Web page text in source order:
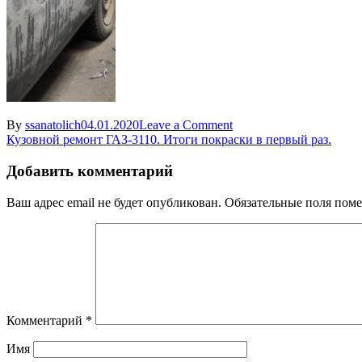
By ssanatolich04.01.2020Leave a Commenton
подготовка
Навигация
по
записям
Кузовной ремонт ГАЗ-3110. Итоги покраски в первый раз.
Добавить комментарий
Ваш адрес email не будет опубликован. Обязательные поля
Комментарий *
Имя